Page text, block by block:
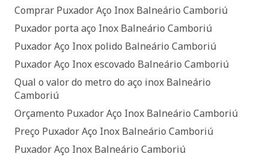
Comprar Puxador Aço Inox Balneário Camboriú
Puxador porta aço Inox Balneário Camboriú
Puxador Aço Inox polido Balneário Camboriú
Puxador Aço Inox escovado Balneário Camboriú
Qual o valor do metro do aço inox Balneário
Camboriú
Orçamento Puxador Aço Inox Balneário Camboriú
Preço Puxador Aço Inox Balneário Camboriú
Puxador Aço Inox Balneário Camboriú